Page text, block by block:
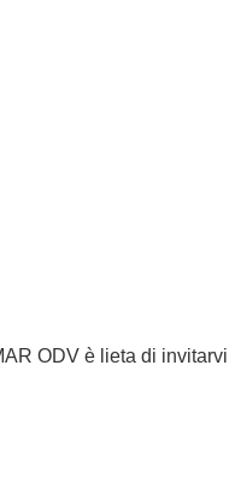
ODV è lieta di invitarvi